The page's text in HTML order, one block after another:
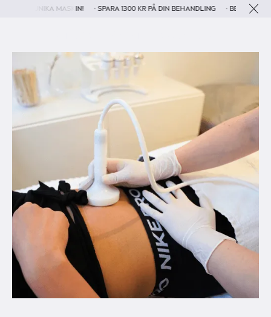
UNIKA MASKIN! • SPARA 1300 KR PÅ DIN BEHANDLING • BESÖKSTIDEN ÄR